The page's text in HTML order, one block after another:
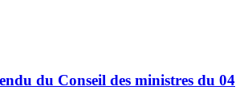
du Conseil des ministres du 04